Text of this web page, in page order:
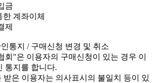
금
계좌이체
제
통지 / 구매신청 변경 및 취소
회"은 이용자의 구매신청이 있는 경우 이
통지를 합니다.
받은 이용자는 의사표시의 불일치 등이 있